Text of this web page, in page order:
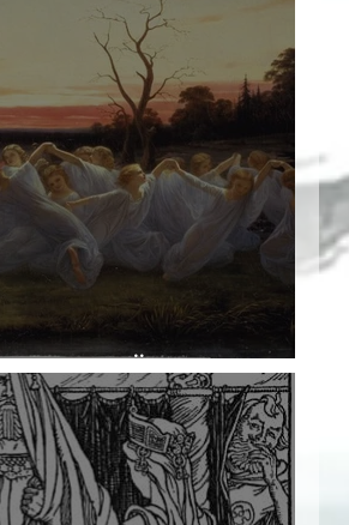
og Önd